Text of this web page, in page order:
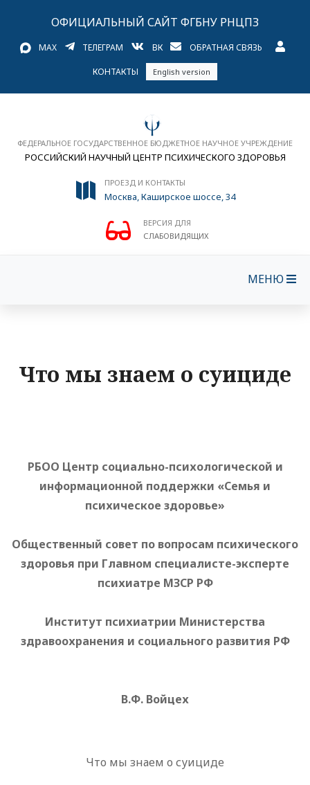
ОФИЦИАЛЬНЫЙ САЙТ ФГБНУ РНЦПЗ
MAX ТЕЛЕГРАМ ВК ОБРАТНАЯ СВЯЗЬ
КОНТАКТЫ English version
ФЕДЕРАЛЬНОЕ ГОСУДАРСТВЕННОЕ БЮДЖЕТНОЕ НАУЧНОЕ УЧРЕЖДЕНИЕ
РОССИЙСКИЙ НАУЧНЫЙ ЦЕНТР ПСИХИЧЕСКОГО ЗДОРОВЬЯ
ПРОЕЗД И КОНТАКТЫ
Москва, Каширское шоссе, 34
ВЕРСИЯ ДЛЯ
СЛАБОВИДЯЩИХ
МЕНЮ
Что мы знаем о суициде
РБОО Центр социально-психологической и
информационной поддержки «Семья и
психическое здоровье»
Общественный совет по вопросам психического
здоровья при Главном специалисте-эксперте
психиатре МЗСР РФ
Институт психиатрии Министерства
здравоохранения и социального развития РФ
В.Ф. Войцех
Что мы знаем о суициде